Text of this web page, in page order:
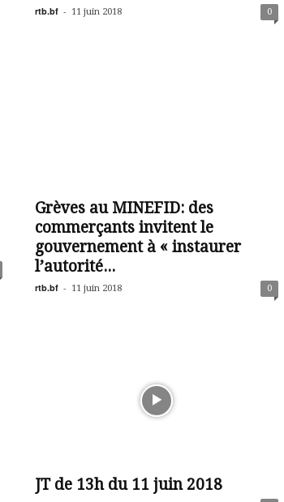
rtb.bf - 11 juin 2018 0
Grèves au MINEFID: des
commerçants invitent le
gouvernement à « instaurer
l’autorité...
rtb.bf - 11 juin 2018 0
JT de 13h du 11 juin 2018